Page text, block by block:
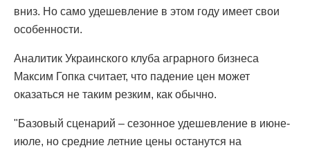
вниз. Но само удешевление в этом году имеет свои
особенности.
Аналитик Украинского клуба аграрного бизнеса
Максим Гопка считает, что падение цен может
оказаться не таким резким, как обычно.
"Базовый сценарий – сезонное удешевление в июне-
июле, но средние летние цены останутся на